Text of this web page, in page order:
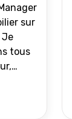
au
sur
Je
tous